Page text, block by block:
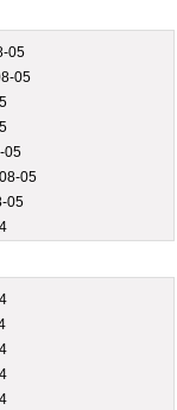
05
05
05
05
05